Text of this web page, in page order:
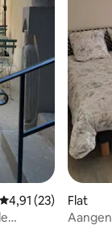
Gemiddelde
4,91 (23)
Flat